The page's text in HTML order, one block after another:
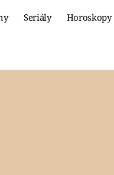
Seriály Horoskopy